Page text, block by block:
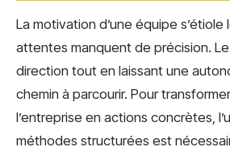
La motivation d’une équipe s’étiole
attentes manquent de précision.
direction tout en laissant une
chemin à parcourir. Pour
l’entreprise en actions concrètes,
méthodes structurées est